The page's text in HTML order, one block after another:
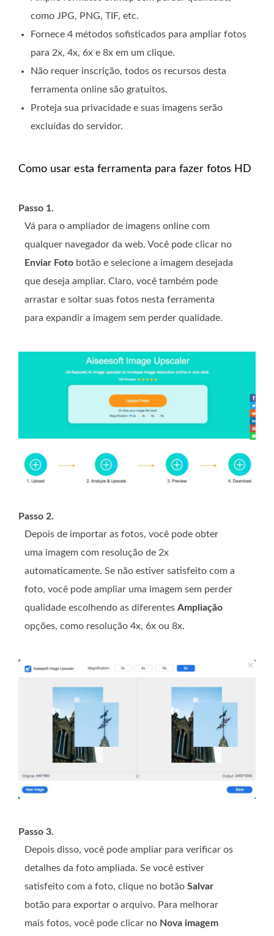
como JPG, PNG, TIF, etc.
Fornece 4 métodos sofisticados para ampliar fotos
para 2x, 4x, 6x e 8x em um clique.
Não requer inscrição, todos os recursos desta
ferramenta online são gratuitos.
Proteja sua privacidade e suas imagens serão
excluídas do servidor.
Como usar esta ferramenta para fazer fotos HD
Passo 1.
Vá para o ampliador de imagens online com
qualquer navegador da web. Você pode clicar no
Enviar Foto botão e selecione a imagem desejada
que deseja ampliar. Claro, você também pode
arrastar e soltar suas fotos nesta ferramenta
para expandir a imagem sem perder qualidade.
Passo 2.
Depois de importar as fotos, você pode obter
uma imagem com resolução de 2x
automaticamente. Se não estiver satisfeito com a
foto, você pode ampliar uma imagem sem perder
qualidade escolhendo as diferentes Ampliação
opções, como resolução 4x, 6x ou 8x.
Passo 3.
Depois disso, você pode ampliar para verificar os
detalhes da foto ampliada. Se você estiver
satisfeito com a foto, clique no botão Salvar
botão para exportar o arquivo. Para melhorar
mais fotos, você pode clicar no Nova imagem